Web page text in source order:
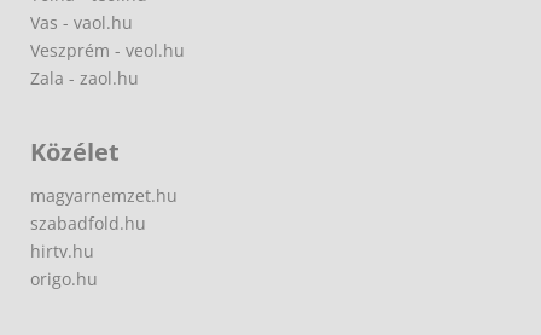
Vas - vaol.hu
Veszprém - veol.hu
Zala - zaol.hu
Közélet
magyarnemzet.hu
szabadfold.hu
hirtv.hu
origo.hu